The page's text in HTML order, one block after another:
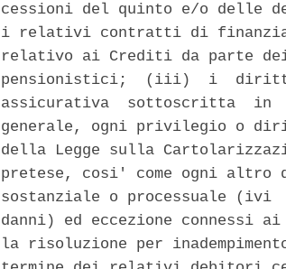
cessioni del quinto e/o delle
i relativi contratti di
relativo ai Crediti da parte
pensionistici;  (iii)  i  diritti
assicurativa  sottoscritta
generale, ogni privilegio o
della Legge sulla
pretese, cosi' come ogni
sostanziale o processuale
danni) ed eccezione
la risoluzione per